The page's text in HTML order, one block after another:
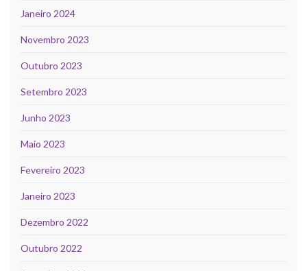
Janeiro 2024
Novembro 2023
Outubro 2023
Setembro 2023
Junho 2023
Maio 2023
Fevereiro 2023
Janeiro 2023
Dezembro 2022
Outubro 2022